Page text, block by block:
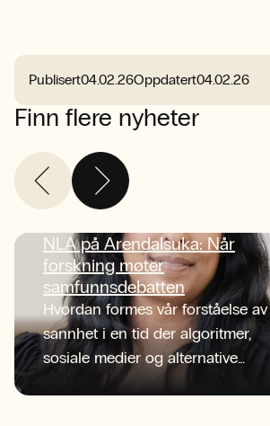
Publisert04.02.26Oppdatert04.02.26
Finn flere nyheter
NLA på Arendalsuka: Når
forskning møter
samfunnsdebatten
Hvordan formes vår forståelse av
sannhet i en tid der algoritmer,
sosiale medier og alternative
informasjonskilder konkurrerer om